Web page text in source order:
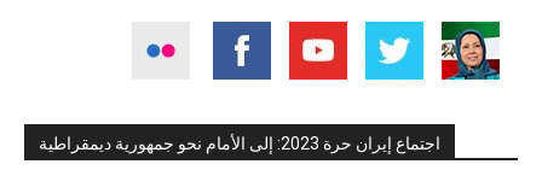
اجتماع إيران حرة 2023: إلى الأمام نحو جمهورية ديمقراطية